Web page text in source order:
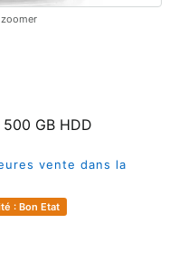
500 GB HDD
vente dans la
: Bon Etat